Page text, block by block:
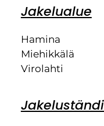
Jakelualue
Hamina
Miehikkälä
Virolahti